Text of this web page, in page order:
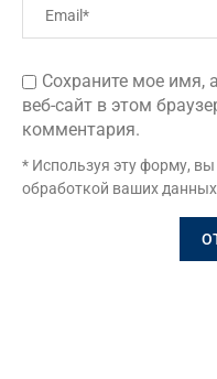
Сохраните мое имя,
веб-сайт в этом
комментария.
* Используя эту форму,
обработкой ваших данных